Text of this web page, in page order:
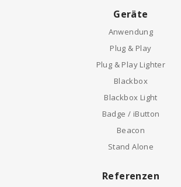
Geräte
Anwendung
Plug & Play
Plug & Play Lighter
Blackbox
Blackbox Light
Badge / iButton
Beacon
Stand Alone
Referenzen